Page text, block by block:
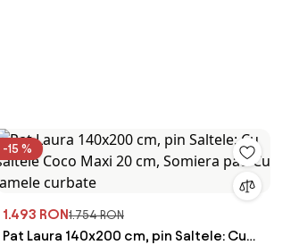
-15 %
1.493 RON1.754 RON
Pat Laura 140x200 cm, pin Saltele: Cu